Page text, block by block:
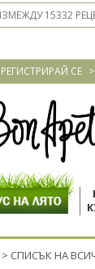
РЕГИСТРИРАЙ СЕ
> СПИСЪК НА